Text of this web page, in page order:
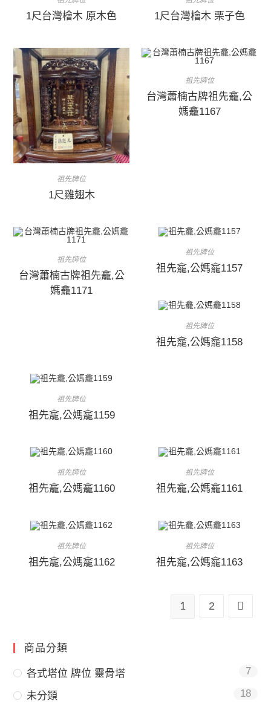
1尺台灣檜木 原木色 1尺台灣檜木 栗子色
祖先牌位
1尺雞翅木
祖先牌位
台灣蕭楠古牌祖先龕,公
媽龕1167
祖先牌位
台灣蕭楠古牌祖先龕,公
媽龕1171
祖先牌位
祖先龕,公媽龕1157
祖先牌位
祖先龕,公媽龕1158
祖先牌位
祖先龕,公媽龕1159
祖先牌位
祖先龕,公媽龕1160
祖先牌位
祖先龕,公媽龕1161
祖先牌位
祖先龕,公媽龕1162
祖先牌位
祖先龕,公媽龕1163
1 2
商品分類
各式塔位 牌位 靈骨塔 7
未分類 18